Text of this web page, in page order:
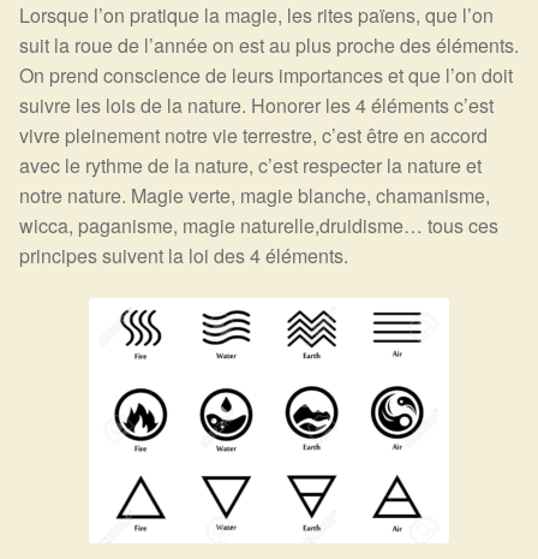
Pierres
Harmonisation
Harmonisation de l’être
Harmonisation des lieux
Soin beauté
Sels de bain
Lorsque l’on pratique la magie, les rites païens, que l’on
suit la roue de l’année on est au plus proche des éléments.
On prend conscience de leurs importances et que l’on doit
suivre les lois de la nature. Honorer les 4 éléments c’est
vivre pleinement notre vie terrestre, c’est être en accord
avec le rythme de la nature, c’est respecter la nature et
notre nature. Magie verte, magie blanche, chamanisme,
wicca, paganisme, magie naturelle,druidisme… tous ces
principes suivent la loi des 4 éléments.